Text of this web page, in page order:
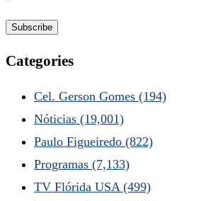
Categories
Cel. Gerson Gomes (194)
Nóticias (19,001)
Paulo Figueiredo (822)
Programas (7,133)
TV Flórida USA (499)